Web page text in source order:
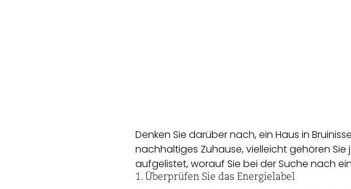
Denken Sie darüber nach, ein Haus in
nachhaltiges Zuhause, vielleicht gehören
aufgelistet, worauf Sie bei der Suche nach
1. Überprüfen Sie das Energielabel